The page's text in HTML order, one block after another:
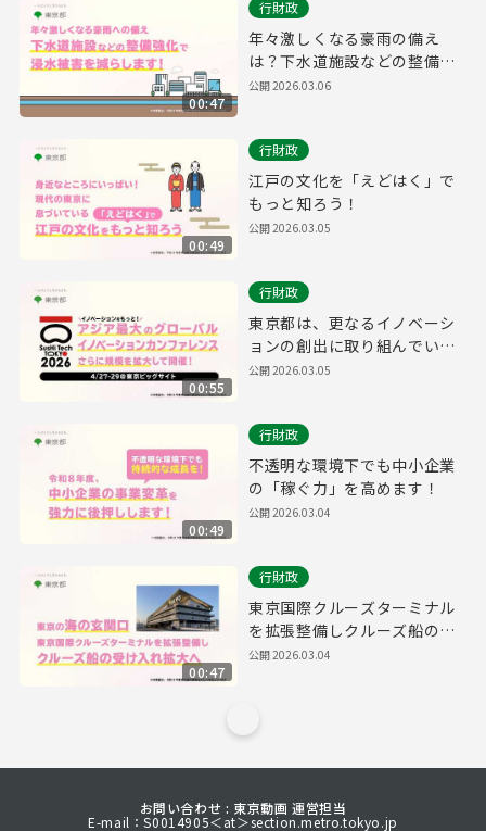
00:47
行財政
年々激しくなる豪雨の備え
は？下水道施設などの整備を
強化することで浸水被害を減
公開2026.03.06
00:49
行財政
江戸の文化を「えどはく」で
もっと知ろう！
公開2026.03.05
00:55
行財政
東京都は、更なるイノベーシ
ョンの創出に取り組んでいき
ます​！
公開2026.03.05
00:49
行財政
不透明な環境下でも中小企業
の「稼ぐ力」を高めます！
公開2026.03.04
00:47
行財政
東京国際クルーズターミナル
を拡張整備しクルーズ船の受
け入れを拡大へ
公開2026.03.04
お問い合わせ : 東京動画 運営担当
E-mail：S0014905＜at＞section.metro.tokyo.jp